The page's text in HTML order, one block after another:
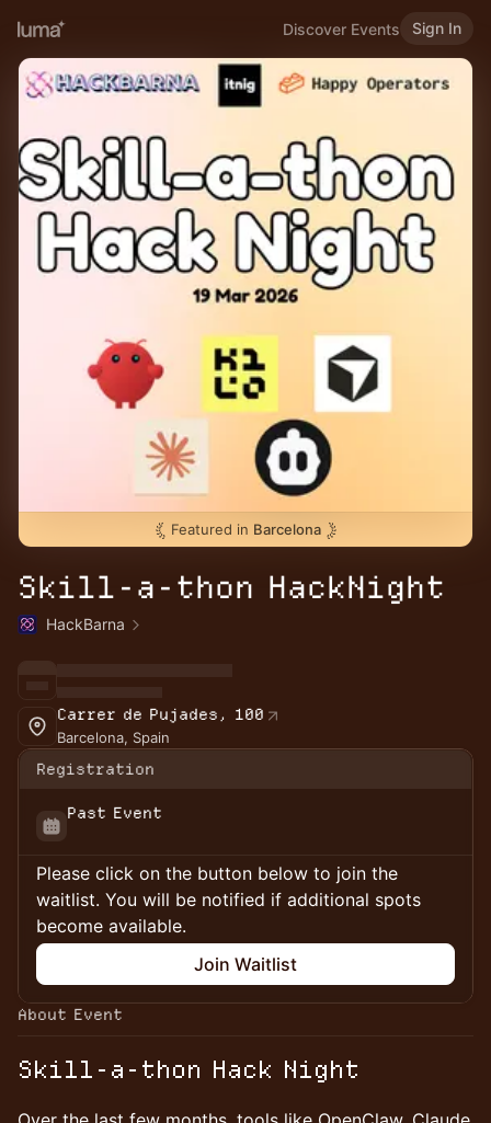
Discover Events Sign In
Featured in Barcelona
Skill-a-thon HackNight
HackBarna
Carrer de Pujades, 100
Barcelona, Spain
Registration
Past Event
Please click on the button below to join the
waitlist. You will be notified if additional spots
become available.
Join Waitlist
About Event
Skill-a-thon Hack Night